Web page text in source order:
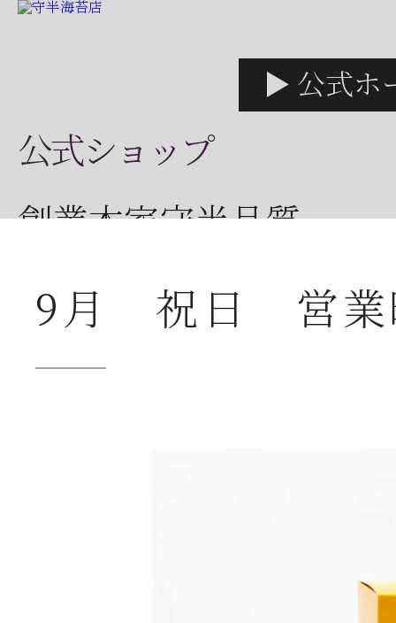
公式ショップ
▶ 公式ホ
創業本家守半品質
店舗案内
9月 祝日 営業